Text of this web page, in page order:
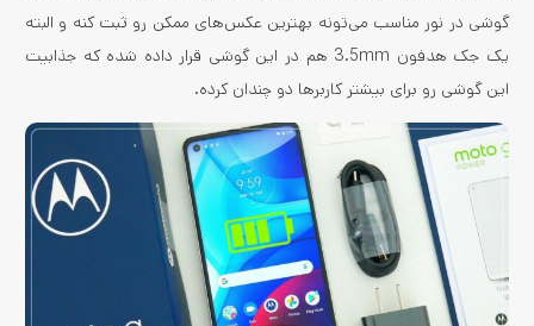
گوشی در نور مناسب می‌تونه بهترین عکس‌های ممکن رو ثبت کنه و البته
یک جک هدفون 3.5mm هم در این گوشی قرار داده شده که جذابیت
این گوشی رو برای بیشتر کاربرها دو چندان کرده.